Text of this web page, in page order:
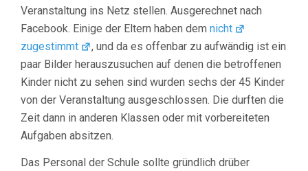
Veranstaltung ins Netz stellen. Ausgerechnet nach
Facebook. Einige der Eltern haben dem nicht
zugestimmt
, und da es offenbar zu aufwändig ist ein
paar Bilder herauszusuchen auf denen die betroffenen
Kinder nicht zu sehen sind wurden sechs der 45 Kinder
von der Veranstaltung ausgeschlossen. Die durften die
Zeit dann in anderen Klassen oder mit vorbereiteten
Aufgaben absitzen.
Das Personal der Schule sollte gründlich drüber